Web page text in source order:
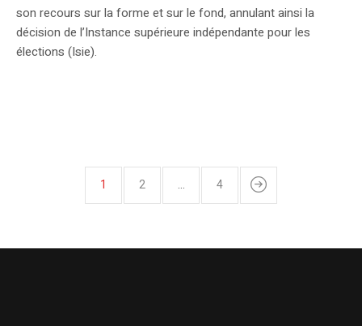
son recours sur la forme et sur le fond, annulant ainsi la
décision de l’Instance supérieure indépendante pour les
élections (Isie).
1 2 … 4